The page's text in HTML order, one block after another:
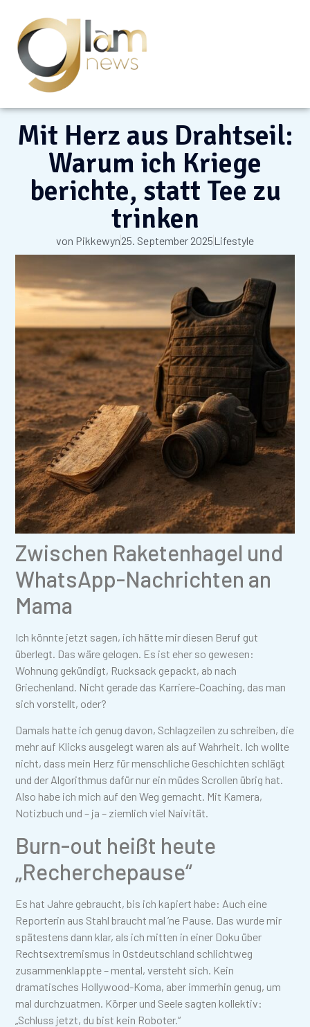
Mit Herz aus Drahtseil:
Warum ich Kriege
berichte, statt Tee zu
trinken
von Pikkewyn25. September 2025Lifestyle
Zwischen Raketenhagel und
WhatsApp-Nachrichten an
Mama
Ich könnte jetzt sagen, ich hätte mir diesen Beruf gut
überlegt. Das wäre gelogen. Es ist eher so gewesen:
Wohnung gekündigt, Rucksack gepackt, ab nach
Griechenland. Nicht gerade das Karriere-Coaching, das man
sich vorstellt, oder?
Damals hatte ich genug davon, Schlagzeilen zu schreiben, die
mehr auf Klicks ausgelegt waren als auf Wahrheit. Ich wollte
nicht, dass mein Herz für menschliche Geschichten schlägt
und der Algorithmus dafür nur ein müdes Scrollen übrig hat.
Also habe ich mich auf den Weg gemacht. Mit Kamera,
Notizbuch und – ja – ziemlich viel Naivität.
Burn-out heißt heute
„Recherchepause“
Es hat Jahre gebraucht, bis ich kapiert habe: Auch eine
Reporterin aus Stahl braucht mal ’ne Pause. Das wurde mir
spätestens dann klar, als ich mitten in einer Doku über
Rechtsextremismus in Ostdeutschland schlichtweg
zusammenklappte – mental, versteht sich. Kein
dramatisches Hollywood-Koma, aber immerhin genug, um
mal durchzuatmen. Körper und Seele sagten kollektiv:
„Schluss jetzt, du bist kein Roboter.“